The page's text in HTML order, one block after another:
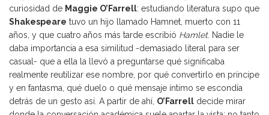
curiosidad de Maggie O’Farrell: estudiando literatura supo que
Shakespeare tuvo un hijo llamado Hamnet, muerto con 11
años, y que cuatro años más tarde escribió Hamlet. Nadie le
daba importancia a esa similitud -demasiado literal para ser
casual- que a ella la llevó a preguntarse qué significaba
realmente reutilizar ese nombre, por qué convertirlo en príncipe
y en fantasma, qué duelo o qué mensaje íntimo se escondía
detrás de un gesto así. A partir de ahí, O’Farrell decide mirar